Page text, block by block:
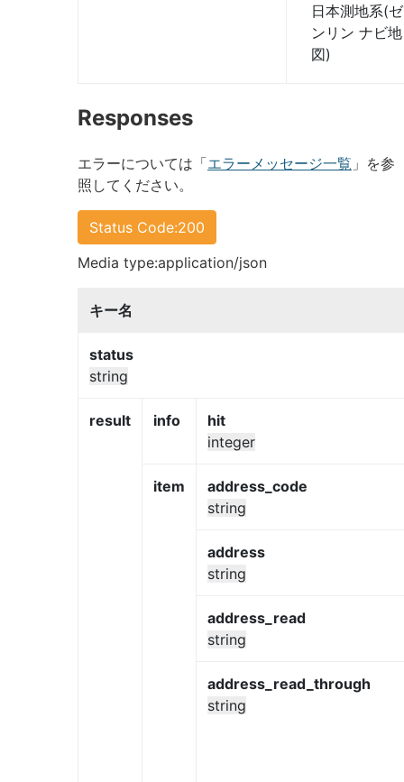
日本測地系(ゼ
ンリン ナビ地
図)
Responses
エラーについては「エラーメッセージ一覧 」を参
照してください。
Status Code:200
Media type:application/json
キー名
status
string
result info
hit
integer
item
address_code
string
address
string
address_read
string
address_read_through
string